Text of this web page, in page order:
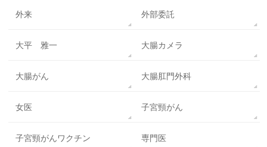
外来 外部委託
大平 雅一 大腸カメラ
大腸がん 大腸肛門外科
女医 子宮頸がん
子宮頸がんワクチン 専門医